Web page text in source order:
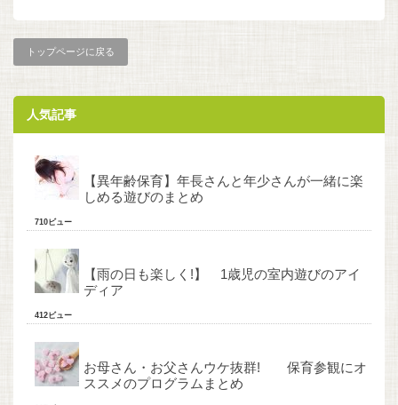
トップページに戻る
人気記事
【異年齢保育】年長さんと年少さんが一緒に楽
しめる遊びのまとめ
710ビュー
【雨の日も楽しく!】 1歳児の室内遊びのアイ
ディア
412ビュー
お母さん・お父さんウケ抜群! 保育参観にオ
ススメのプログラムまとめ